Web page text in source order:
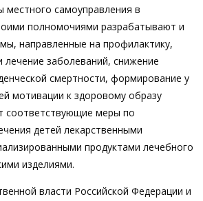
местного самоуправления в
полномочиями разрабатывают и
направленные на профилактику,
лечение заболеваний, снижение
смертности, формирование у
мотивации к здоровому образу
соответствующие меры по
детей лекарственными
продуктами лечебного
изделиями.
власти Российской Федерации и